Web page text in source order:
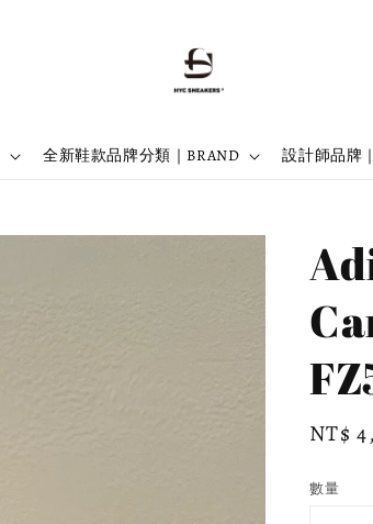
全新鞋款品牌分類｜BRAND 設計師品牌
NT$
數量